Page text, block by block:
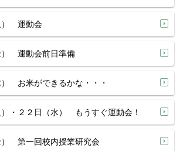
） 運動会
） 運動会前日準備
） お米ができるかな・・・
）・２２日（水） もうすぐ運動会！
） 第一回校内授業研究会